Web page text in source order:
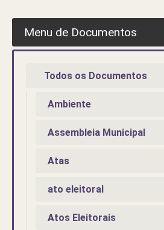
Menu de Documentos
Todos os Documentos
Ambiente
Assembleia Municipal
Atas
ato eleitoral
Atos Eleitorais